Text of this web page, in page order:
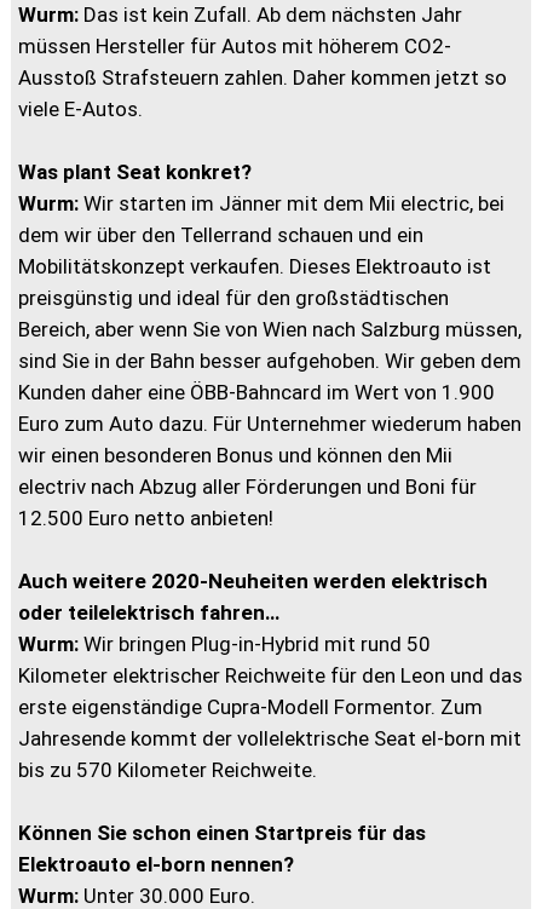
Wurm: Das ist kein Zufall. Ab dem nächsten Jahr
müssen Hersteller für Autos mit höherem CO2-
Ausstoß Strafsteuern zahlen. Daher kommen jetzt so
viele E-Autos.
Was plant Seat konkret?
Wurm: Wir starten im Jänner mit dem Mii electric, bei
dem wir über den Tellerrand schauen und ein
Mobilitätskonzept verkaufen. Dieses Elektroauto ist
preisgünstig und ideal für den großstädtischen
Bereich, aber wenn Sie von Wien nach Salzburg müssen,
sind Sie in der Bahn besser aufgehoben. Wir geben dem
Kunden daher eine ÖBB-Bahncard im Wert von 1.900
Euro zum Auto dazu. Für Unternehmer wiederum haben
wir einen besonderen Bonus und können den Mii
electriv nach Abzug aller Förderungen und Boni für
12.500 Euro netto anbieten!
Auch weitere 2020-Neuheiten werden elektrisch
oder teilelektrisch fahren…
Wurm: Wir bringen Plug-in-Hybrid mit rund 50
Kilometer elektrischer Reichweite für den Leon und das
erste eigenständige Cupra-Modell Formentor. Zum
Jahresende kommt der vollelektrische Seat el-born mit
bis zu 570 Kilometer Reichweite.
Können Sie schon einen Startpreis für das
Elektroauto el-born nennen?
Wurm: Unter 30.000 Euro.